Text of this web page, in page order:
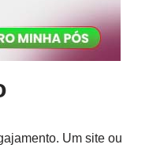
Um site ou